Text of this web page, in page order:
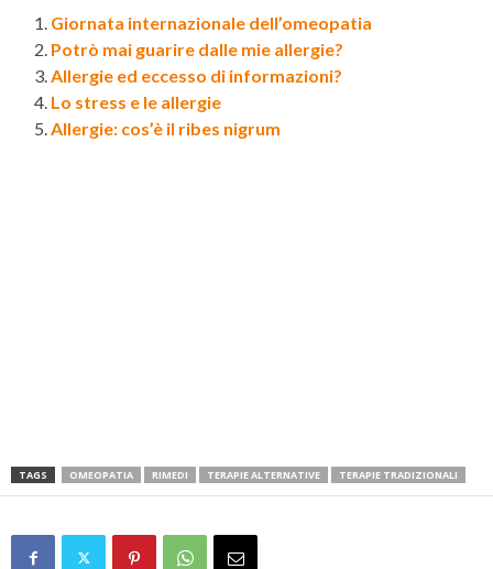
Giornata internazionale dell’omeopatia
Potrò mai guarire dalle mie allergie?
Allergie ed eccesso di informazioni?
Lo stress e le allergie
Allergie: cos’è il ribes nigrum
TAGS OMEOPATIA RIMEDI TERAPIE ALTERNATIVE TERAPIE TRADIZIONALI